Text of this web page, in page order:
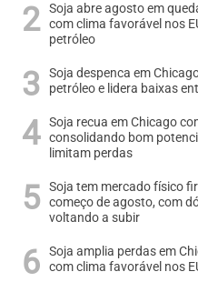
Soja abre agosto em
com clima favorável nos
petróleo
Soja despenca em
petróleo e lidera baixas
Soja recua em Chicago
consolidando bom
limitam perdas
Soja tem mercado físico
começo de agosto, com
voltando a subir
Soja amplia perdas em
com clima favorável nos